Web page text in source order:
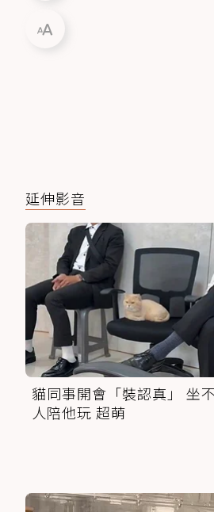
延伸影音
貓同事開會「裝認真」 坐
人陪他玩 超萌